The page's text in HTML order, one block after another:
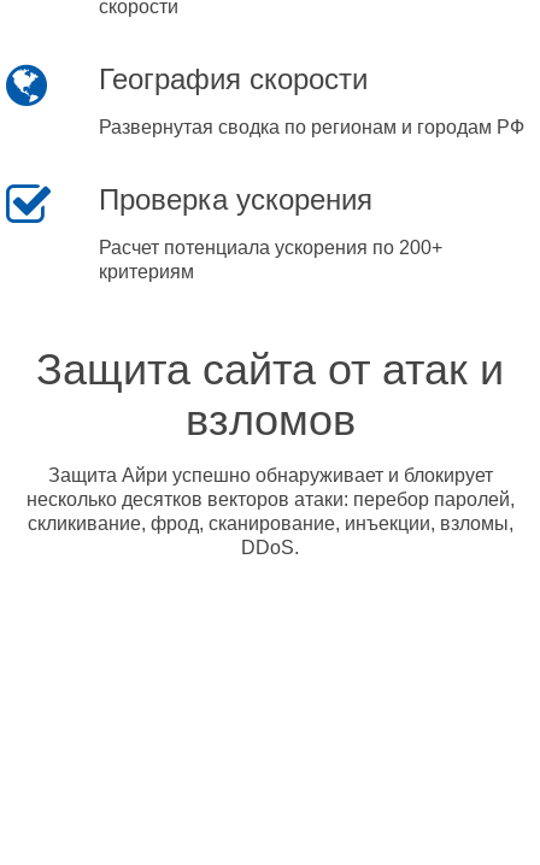
скорости
География скорости
Развернутая сводка по регионам и городам РФ
Проверка ускорения
Расчет потенциала ускорения по 200+
критериям
Защита сайта от атак и
взломов
Защита Айри успешно обнаруживает и блокирует
несколько десятков векторов атаки: перебор паролей,
скликивание, фрод, сканирование, инъекции, взломы,
DDoS.